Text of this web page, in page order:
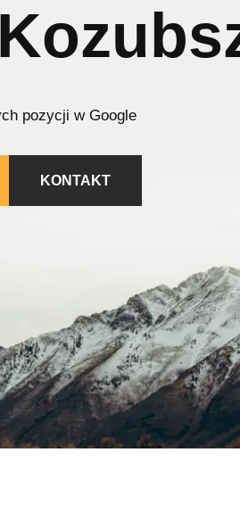
pozycji w Google
KONTAKT